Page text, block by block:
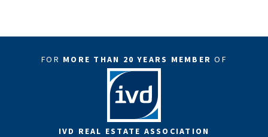
FOR MORE THAN 20 YEARS MEMBEROF
IVD REAL ESTATE ASSOCIATION